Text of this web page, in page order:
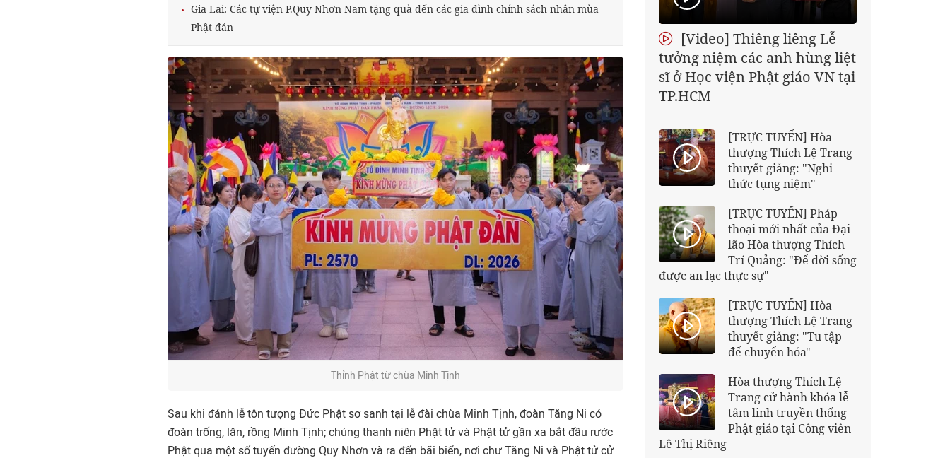
Gia Lai: Các tự viện P.Quy Nhơn Nam tặng quà đến các gia đình chính sách nhân mùa
Phật đản
Thỉnh Phật từ chùa Minh Tịnh
Sau khi đảnh lễ tôn tượng Đức Phật sơ sanh tại lễ đài chùa Minh Tịnh, đoàn Tăng Ni có
đoàn trống, lân, rồng Minh Tịnh; chúng thanh niên Phật tử và Phật tử gần xa bắt đầu rước
Phật qua một số tuyến đường Quy Nhơn và ra đến bãi biển, nơi chư Tăng Ni và Phật tử cử
[Video] Thiêng liêng Lễ
tưởng niệm các anh hùng liệt
sĩ ở Học viện Phật giáo VN tại
TP.HCM
[TRỰC TUYẾN] Hòa
thượng Thích Lệ Trang
thuyết giảng: "Nghi
thức tụng niệm"
[TRỰC TUYẾN] Pháp
thoại mới nhất của Đại
lão Hòa thượng Thích
Trí Quảng: "Để đời sống
được an lạc thực sự"
[TRỰC TUYẾN] Hòa
thượng Thích Lệ Trang
thuyết giảng: "Tu tập
để chuyển hóa"
Hòa thượng Thích Lệ
Trang cử hành khóa lễ
tâm linh truyền thống
Phật giáo tại Công viên
Lê Thị Riêng